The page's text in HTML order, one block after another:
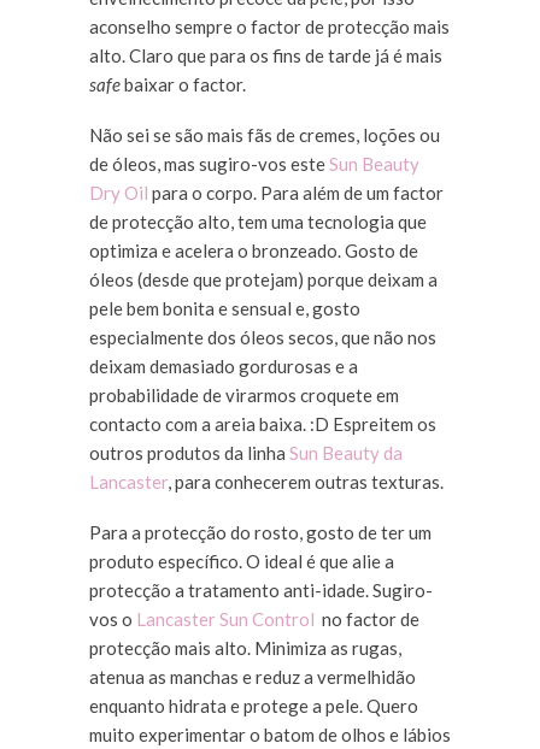
aconselho sempre o factor de protecção mais
alto. Claro que para os fins de tarde já é mais
safebaixar o factor.
Não sei se são mais fãs de cremes, loções ou
de óleos, mas sugiro-vos esteSun Beauty
Dry Oil para o corpo. Para além de um factor
de protecção alto, tem uma tecnologia que
optimiza e acelera o bronzeado. Gosto de
óleos (desde que protejam) porque deixam a
pele bem bonita e sensual e, gosto
especialmente dos óleos secos, que não nos
deixam demasiado gordurosas e a
probabilidade de virarmos croquete em
contacto com a areia baixa. :D Espreitem os
outros produtos da linha Sun Beauty da
Lancaster, para conhecerem outras texturas.
Para a protecção do rosto, gosto de ter um
produto específico. O ideal é que alie a
protecção a tratamento anti-idade. Sugiro-
vos o Lancaster Sun Control no factor de
protecção mais alto. Minimiza as rugas,
atenua as manchas e reduz a vermelhidão
enquanto hidrata e protege a pele. Quero
muito experimentar o batom de olhos e lábios